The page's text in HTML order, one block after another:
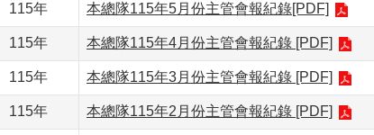
115年 本總隊115年5月份主管會報紀錄[PDF]
115年 本總隊115年4月份主管會報紀錄 [PDF]
115年 本總隊115年3月份主管會報紀錄 [PDF]
115年 本總隊115年2月份主管會報紀錄 [PDF]